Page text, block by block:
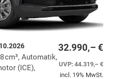
32.990,– €
UVP:44.319,– €
incl. 19% MwSt.
cm³, Automatik,
(ICE),